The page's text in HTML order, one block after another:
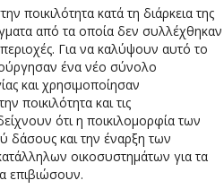
ποικιλότητα κατά τη διάρκεια της
από τα οποία δεν συλλέχθηκαν
Για να καλύψουν αυτό το
ένα νέο σύνολο
και χρησιμοποίησαν
ποικιλότητα και τις
ότι η ποικιλομορφία των
δάσους και την έναρξη των
οικοσυστημάτων για τα
επιβιώσουν.